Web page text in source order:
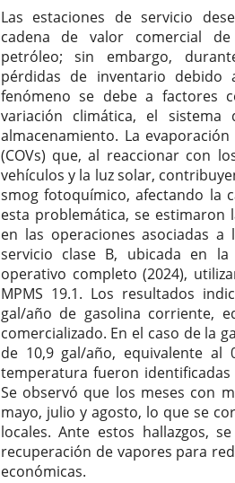
Las estaciones de servicio
cadena de valor comercial
petróleo; sin embargo,
pérdidas de inventario debido
fenómeno se debe a factores
variación climática, el
almacenamiento. La
(COVs) que, al reaccionar con
vehículos y la luz solar,
smog fotoquímico, afectando la
esta problemática, se estimaron
en las operaciones asociadas
servicio clase B, ubicada en
operativo completo (2024),
MPMS 19.1. Los resultados
gal/año de gasolina corriente,
comercializado. En el caso de la
de 10,9 gal/año, equivalente
temperatura fueron
Se observó que los meses con
mayo, julio y agosto, lo que se
locales. Ante estos hallazgos,
recuperación de vapores para
económicas.